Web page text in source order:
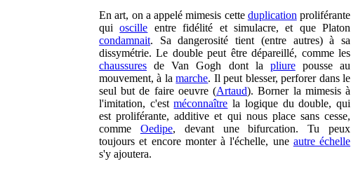
En art, on a appelé mimesis cette duplication proliférante
quioscille entre fidélité et simulacre, et que Platon
condamnait. Sa dangerosité tient (entre autres) à sa
dissymétrie. Le double peut être dépareillé, comme les
chaussures de Van Gogh dont la pliurepousse au
mouvement, à lamarche. Il peut blesser, perforer dans le
seul but de faire oeuvre (Artaud). Borner la mimesis à
l'imitation, c'estméconnaître la logique du double, qui
est proliférante, additive et qui nous place sans cesse,
comme Oedipe, devant une bifurcation. Tu peux
toujours et encore monter à l'échelle, une autre échelle
s'y ajoutera.